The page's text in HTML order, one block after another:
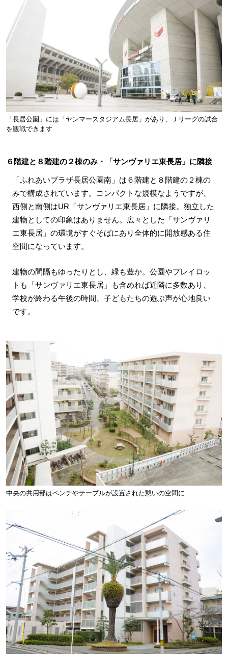
「長居公園」には「ヤンマースタジアム長居」があり、Ｊリーグの試合
を観戦できます
６階建と８階建の２棟のみ・「サンヴァリエ東長居」に隣接
「ふれあいプラザ長居公園南」は６階建と８階建の２棟の
みで構成されています。コンパクトな規模なようですが、
西側と南側はUR「サンヴァリエ東長居」に隣接。独立した
建物としての印象はありません。広々とした「サンヴァリ
エ東長居」の環境がすぐそばにあり全体的に開放感ある住
空間になっています。
建物の間隔もゆったりとし、緑も豊か。公園やプレイロッ
トも「サンヴァリエ東長居」も含めれば近隣に多数あり、
学校が終わる午後の時間、子どもたちの遊ぶ声が心地良い
です。
中央の共用部はベンチやテーブルが設置された憩いの空間に